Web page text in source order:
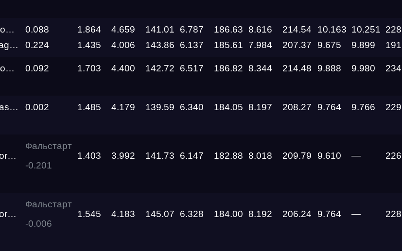
RDRC
Racepark
22.08.2026
Siberia
14.08.2026 —
Dragway
16.08.2026
RDRC
Racepark
07.08.2026 —
09.08.2026
0.088 1.864 4.659 141.01 6.787 186.63 8.616 214.54 10.163 10.251
0.224 1.435 4.006 143.86 6.137 185.61 7.984 207.37 9.675 9.899
0.092 1.703 4.400 142.72 6.517 186.82 8.344 214.48 9.888 9.980
0.002 1.485 4.179 139.59 6.340 184.05 8.197 208.27 9.764 9.766
Фальстарт
-0.201
1.403 3.992 141.73 6.147 182.88 8.018 209.79 9.610 —
Фальстарт
-0.006
1.545 4.183 145.07 6.328 184.00 8.192 206.24 9.764 —